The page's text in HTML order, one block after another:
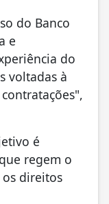
do Banco
e
do
voltadas à
é
regem o
direitos